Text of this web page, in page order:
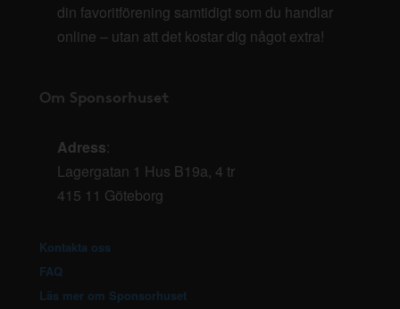
din favoritförening samtidigt som du handlar
online – utan att det kostar dig något extra!
Om Sponsorhuset
Adress:
Lagergatan 1 Hus B19a, 4 tr
415 11 Göteborg
Kontakta oss
FAQ
Läs mer om Sponsorhuset